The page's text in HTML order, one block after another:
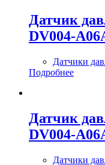
Датчик
DV004-
Датчики
Подробнее
Датчик
DV004-
Датчики